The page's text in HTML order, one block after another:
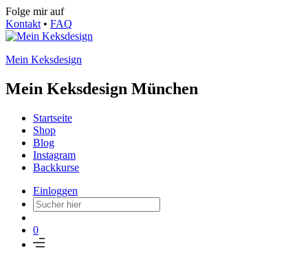
Folge mir auf
Kontakt • FAQ
Mein Keksdesign
Mein Keksdesign München
Startseite
Shop
Blog
Instagram
Backkurse
Einloggen
0